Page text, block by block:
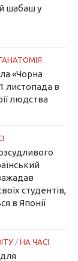
шабаш у
«Чорна
листопада в
людства
студентів,
в Японії
/ НА ЧАСІ
для